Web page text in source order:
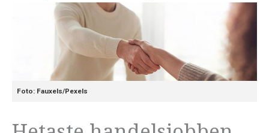
Foto: Fauxels/Pexels